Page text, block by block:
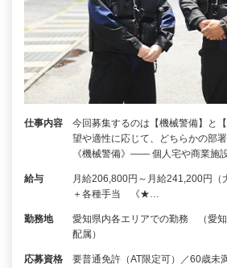
仕事内容
今回募集するのは【機械警備】と
望や適性に応じて、どちらかの部
《機械警備》―― 個人宅や商業施
給与
月給206,800円～月給241,200円（
＋各種手当 《★…
勤務地
愛知県内各エリアでの勤務 （愛
配属）
応募資格
要普通免許（AT限定可）／60歳未